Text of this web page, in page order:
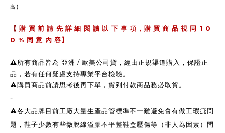
高 ）
【 購 買 前 請 先 詳 細 閱 讀 以 下 事 項 , 購 買 商 品 視 同 1 0
0 % 同 意 內 容】
⚠️所有商品皆為 亞洲 / 歐美公司貨，經由正規渠道購入，保證正
品，若有任何疑慮支持專業平台檢驗。
⚠️購買商品前請思考後再下單，貨到付款商品務必取貨。
-
⚠️各大品牌目前工廠大量生產品管標準不一難避免會有做工瑕疵問
題，鞋子少數有些微脫線溢膠不平整鞋盒壓傷等（非人為因素）問